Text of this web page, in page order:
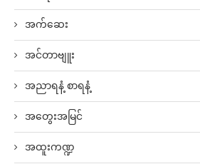
အက်ဆေး
အင်တာဗျူး
အညာရနံ့ စာရနံ့
အတွေးအမြင်
အထူးကဏ္ဍ